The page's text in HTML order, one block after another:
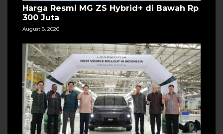
Harga Resmi MG ZS Hybrid+ di Bawah Rp
300 Juta
August 8, 2026